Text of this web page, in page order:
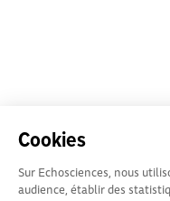
Cookies
Sur Echosciences, nous
audience, établir des